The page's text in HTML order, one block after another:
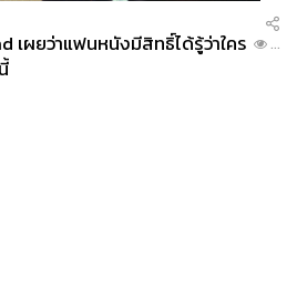
เผยว่าแฟนหนังมีสิทธิ์ได้รู้ว่าใคร
...